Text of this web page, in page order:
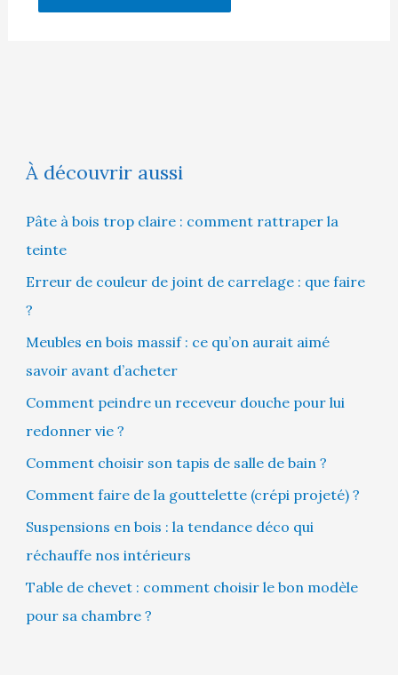
À découvrir aussi
Pâte à bois trop claire : comment rattraper la
teinte
Erreur de couleur de joint de carrelage : que faire
?
Meubles en bois massif : ce qu’on aurait aimé
savoir avant d’acheter
Comment peindre un receveur douche pour lui
redonner vie ?
Comment choisir son tapis de salle de bain ?
Comment faire de la gouttelette (crépi projeté) ?
Suspensions en bois : la tendance déco qui
réchauffe nos intérieurs
Table de chevet : comment choisir le bon modèle
pour sa chambre ?